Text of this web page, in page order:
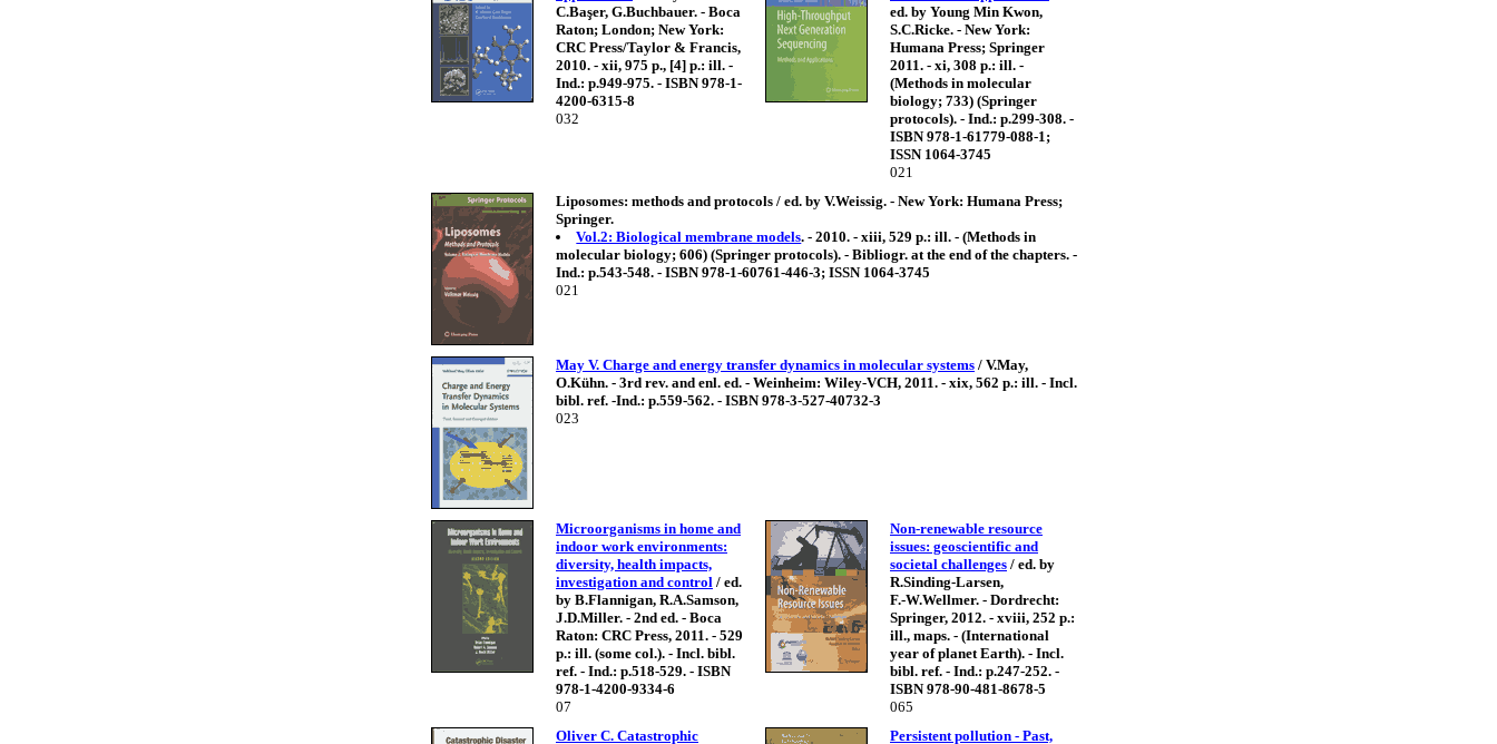
C.Başer, G.Buchbauer. - Boca
Raton; London; New York:
CRC Press/Taylor & Francis,
2010. - xii, 975 p., [4] p.: ill. -
Ind.: p.949-975. - ISBN 978-1-
4200-6315-8
032
ed. by Young Min Kwon,
S.C.Ricke. - New York:
Humana Press; Springer
2011. - xi, 308 p.: ill. -
(Methods in molecular
biology; 733) (Springer
protocols). - Ind.: p.299-308. -
ISBN 978-1-61779-088-1;
ISSN 1064-3745
021
Liposomes: methods and protocols / ed. by V.Weissig. - New York: Humana Press;
Springer.
Vol.2: Biological membrane models. - 2010. - xiii, 529 p.: ill. - (Methods in
molecular biology; 606) (Springer protocols). - Bibliogr. at the end of the chapters. -
Ind.: p.543-548. - ISBN 978-1-60761-446-3; ISSN 1064-3745
021
May V. Charge and energy transfer dynamics in molecular systems / V.May,
O.Kühn. - 3rd rev. and enl. ed. - Weinheim: Wiley-VCH, 2011. - xix, 562 p.: ill. - Incl.
bibl. ref. -Ind.: p.559-562. - ISBN 978-3-527-40732-3
023
Microorganisms in home and
indoor work environments:
diversity, health impacts,
investigation and control / ed.
by B.Flannigan, R.A.Samson,
J.D.Miller. - 2nd ed. - Boca
Raton: CRC Press, 2011. - 529
p.: ill. (some col.). - Incl. bibl.
ref. - Ind.: p.518-529. - ISBN
978-1-4200-9334-6
07
Non-renewable resource
issues: geoscientific and
societal challenges / ed. by
R.Sinding-Larsen,
F.-W.Wellmer. - Dordrecht:
Springer, 2012. - xviii, 252 p.:
ill., maps. - (International
year of planet Earth). - Incl.
bibl. ref. - Ind.: p.247-252. -
ISBN 978-90-481-8678-5
065
Oliver C. Catastrophic
Persistent pollution - Past,